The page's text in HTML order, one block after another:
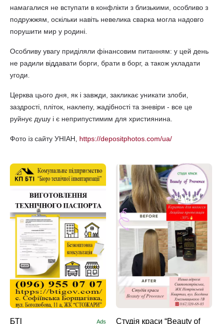
намагалися не вступати в конфлікти з близькими, особливо з
подружжям, оскільки навіть невелика сварка могла надовго
порушити мир у родині.
Особливу увагу приділяли фінансовим питанням: у цей день
не радили віддавати борги, брати в борг, а також укладати
угоди.
Церква цього дня, як і завжди, закликає уникати злоби,
заздрості, пліток, наклепу, жадібності та зневіри - все це
руйнує душу і є неприпустимим для християнина.
Фото із сайту УНІАН, https://depositphotos.com/ua/
БТІ Ads Студія краси “Beauty of